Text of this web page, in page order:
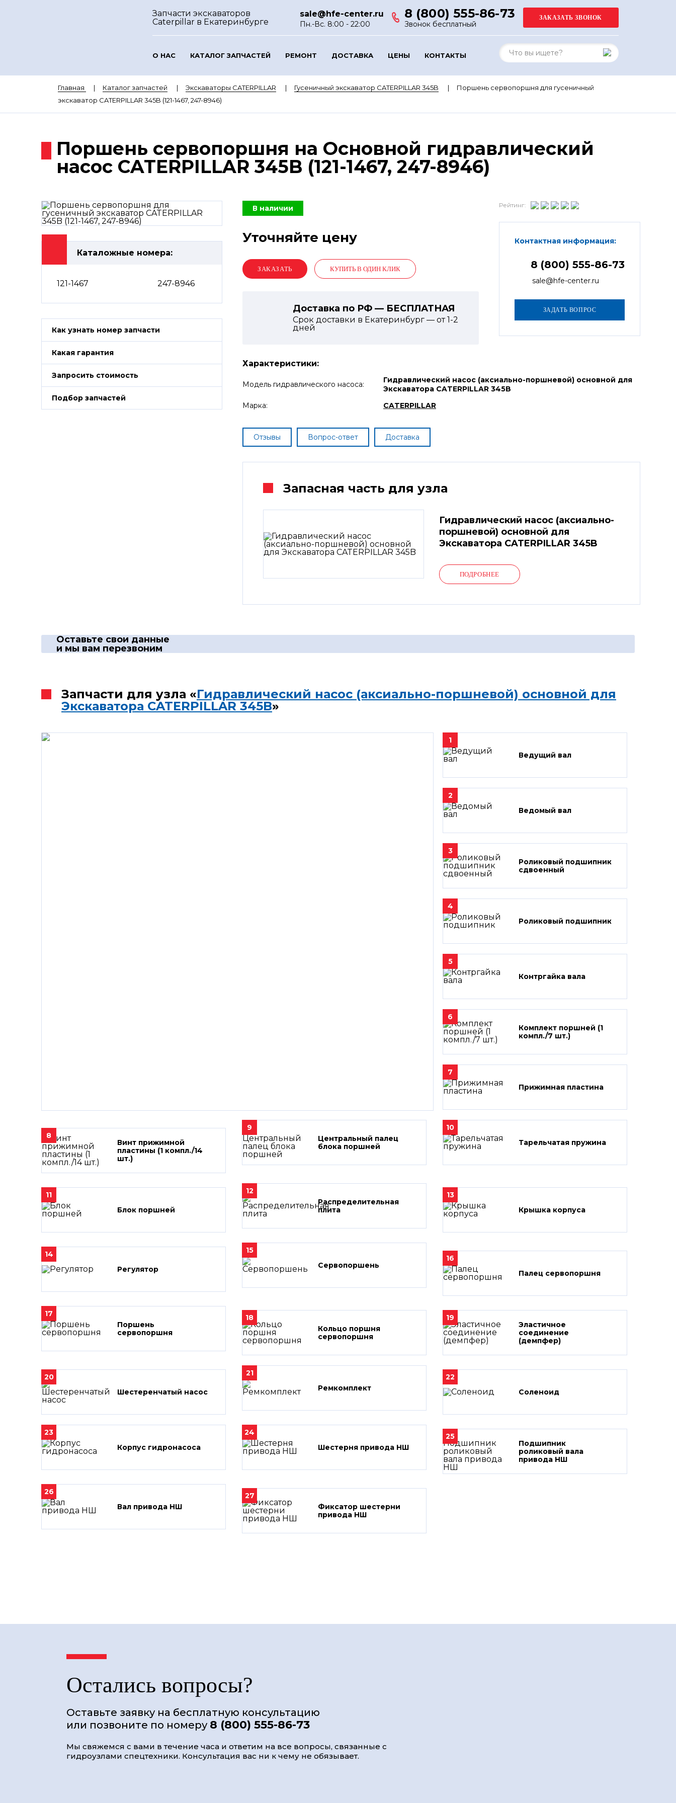
Запчасти экскаваторов
Caterpillar в Екатеринбурге
sale@hfe-center.ru
Пн.-Вс. 8:00 - 22:00
8 (800) 555-86-73
Звонок бесплатный
О НАС КАТАЛОГ ЗАПЧАСТЕЙ РЕМОНТ ДОСТАВКА ЦЕНЫ КОНТАКТЫ
Главная Каталог запчастей Экскаваторы CATERPILLAR Гусеничный экскаватор CATERPILLAR 345B
Поршень сервопоршня для гусеничный
экскаватор CATERPILLAR 345B (121-1467, 247-8946)
Поршень сервопоршня на Основной гидравлический
насос CATERPILLAR 345B (121-1467, 247-8946)
Каталожные номера:
121-1467 247-8946
Как узнать номер запчасти
Какая гарантия
Запросить стоимость
Подбор запчастей
В наличии
Уточняйте цену
КУПИТЬ В ОДИН КЛИК
Доставка по РФ — БЕСПЛАТНАЯ
Срок доставки в Екатеринбург — от1-2
дней
Рейтинг:
Контактная информация:
8 (800) 555-86-73
sale@hfe-center.ru
Характеристики:
Модель гидравлического насоса:
Гидравлический насос (аксиально-поршневой) основной для
Экскаватора CATERPILLAR 345B
Марка:
CATERPILLAR
Отзывы Вопрос-ответ Доставка
Запасная часть для узла
Гидравлический насос (аксиально-
поршневой) основной для
Экскаватора CATERPILLAR 345B
ПОДРОБНЕЕ
Оставьте свои данные
и мы вам перезвоним
Запчасти для узла «Гидравлический насос (аксиально-поршневой) основной для
Экскаватора CATERPILLAR 345B»
1
Ведущий вал
2
Ведомый вал
3
Роликовый подшипник
сдвоенный
4
Роликовый подшипник
5
Контргайка вала
6
Комплект поршней (1
компл./7 шт.)
7
Прижимная пластина
8
Винт прижимной
пластины (1 компл./14
шт.)
9
Центральный палец
блока поршней
10
Тарельчатая пружина
11
Блок поршней
12
Распределительная
плита
13
Крышка корпуса
14
Регулятор
15
Сервопоршень
16
Палец сервопоршня
17
Поршень
сервопоршня
18
Кольцо поршня
сервопоршня
19
Эластичное
соединение
(демпфер)
20
Шестеренчатый насос
21
Ремкомплект
22
Соленоид
23
Корпус гидронасоса
24
Шестерня привода НШ
25
Подшипник
роликовый вала
привода НШ
26
Вал привода НШ
27
Фиксатор шестерни
привода НШ
Остались вопросы?
Оставьте заявку на бесплатную консультацию
или позвоните по номеру 8 (800) 555-86-73
Мы свяжемся с вами в течение часа и ответим на все вопросы, связанные с
гидроузлами спецтехники. Консультация вас ни к чему не обязывает.